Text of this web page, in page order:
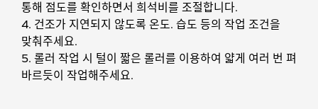
통해 점도를 확인하면서 희석비를 조절합니다.
4. 건조가 지연되지 않도록 온도. 습도 등의 작업 조건을
맞춰주세요.
5. 롤러 작업 시 털이 짧은 롤러를 이용하여 얇게 여러 번 펴
바르듯이 작업해주세요.